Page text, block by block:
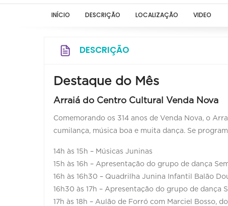
INÍCIO DESCRIÇÃO LOCALIZAÇÃO VIDEO
DESCRIÇÃO
Destaque do Mês
Arraiá do Centro Cultural Venda Nova
Comemorando os 314 anos de Venda Nova, o
cumilança, música boa e muita dança. Se
14h às 15h – Músicas Juninas
15h às 16h – Apresentação do grupo de dança
16h às 16h30 – Quadrilha Junina Infantil Balão
16h30 às 17h – Apresentação do grupo de dança
17h às 18h – Aulão de Forró com Marciel Bosso,